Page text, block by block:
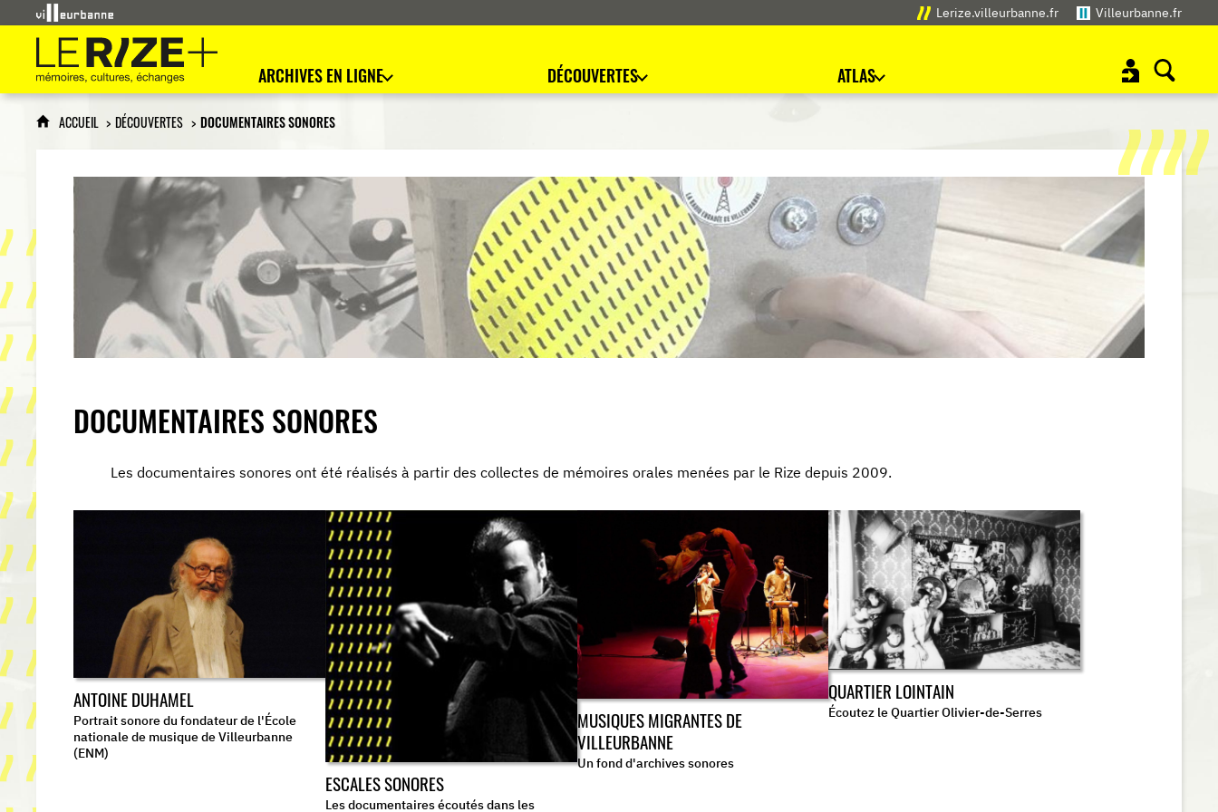
Lerize.villeurbanne.fr Villeurbanne.fr
Le Rize+
mémoires, cultures, échanges
ARCHIVES EN LIGNE DÉCOUVERTES ATLAS
ACCUEIL DÉCOUVERTES DOCUMENTAIRES SONORES
DOCUMENTAIRES SONORES
Les documentaires sonores ont été réalisés à partir des collectes de mémoires orales menées par le Rize depuis 2009.
ANTOINE DUHAMEL
Portrait sonore du fondateur de l'École
nationale de musique de Villeurbanne
(ENM)
ESCALES SONORES
Les documentaires écoutés dans les
MUSIQUES MIGRANTES DE
VILLEURBANNE
Un fond d'archives sonores
QUARTIER LOINTAIN
Écoutez le Quartier Olivier-de-Serres